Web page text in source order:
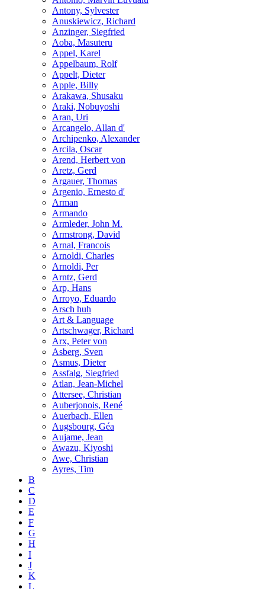
Antony, Sylvester
Anuskiewicz, Richard
Anzinger, Siegfried
Aoba, Masuteru
Appel, Karel
Appelbaum, Rolf
Appelt, Dieter
Apple, Billy
Arakawa, Shusaku
Araki, Nobuyoshi
Aran, Uri
Arcangelo, Allan d'
Archipenko, Alexander
Arcila, Oscar
Arend, Herbert von
Aretz, Gerd
Argauer, Thomas
Argenio, Ernesto d'
Arman
Armando
Armleder, John M.
Armstrong, David
Arnal, Francois
Arnoldi, Charles
Arnoldi, Per
Arntz, Gerd
Arp, Hans
Arroyo, Eduardo
Arsch huh
Art & Language
Artschwager, Richard
Arx, Peter von
Asberg, Sven
Asmus, Dieter
Assfalg, Siegfried
Atlan, Jean-Michel
Attersee, Christian
Auberjonois, René
Auerbach, Ellen
Augsbourg, Géa
Aujame, Jean
Awazu, Kiyoshi
Awe, Christian
Ayres, Tim
B
C
D
E
F
G
H
I
J
K
L